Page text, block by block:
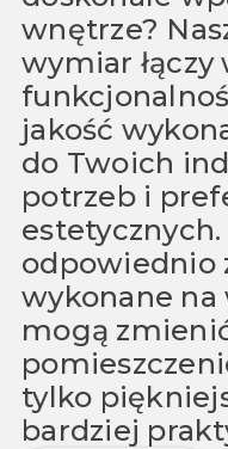
wnętrze?
wymiar łączy
jakość
do Twoich
potrzeb i
odpowiednio
wykonane
mogą
tylko
bardziej